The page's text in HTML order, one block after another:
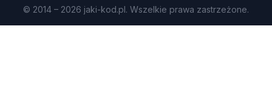
© 2014 – 2026 jaki-kod.pl. Wszelkie prawa zastrzeżone.